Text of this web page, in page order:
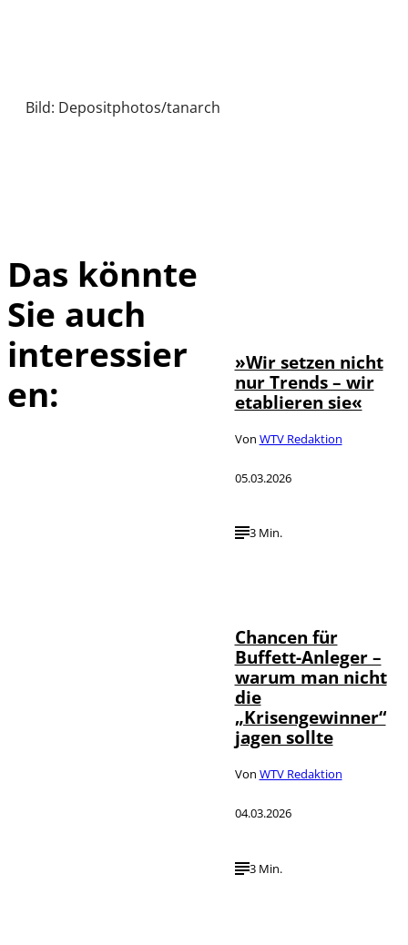
Bild: Depositphotos/tanarch
Das könnte
Sie auch
interessier
en:
»Wir setzen nicht
nur Trends – wir
etablieren sie«
Von WTV Redaktion
05.03.2026
3 Min.
Chancen für
Buffett-Anleger –
warum man nicht
die
„Krisengewinner“
jagen sollte
Von WTV Redaktion
04.03.2026
3 Min.